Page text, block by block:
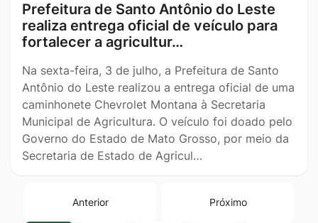
Prefeitura de Santo Antônio do Leste
realiza entrega oficial de veículo para
fortalecer a agricultur…
Na sexta-feira, 3 de julho, a Prefeitura de Santo
Antônio do Leste realizou a entrega oficial de uma
caminhonete Chevrolet Montana à Secretaria
Municipal de Agricultura. O veículo foi doado pelo
Governo do Estado de Mato Grosso, por meio da
Secretaria de Estado de Agricul…
Anterior Próximo